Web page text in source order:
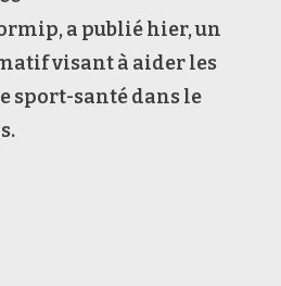
a publié hier, un
visant à aider les
sport-santé dans le